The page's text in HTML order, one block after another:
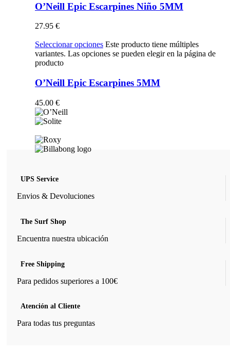
O’Neill Epic Escarpines Niño 5MM
27.95 €
Seleccionar opciones Este producto tiene múltiples
variantes. Las opciones se pueden elegir en la página de
producto
O’Neill Epic Escarpines 5MM
45.00 €
UPS Service
Envios & Devoluciones
The Surf Shop
Encuentra nuestra ubicación
Free Shipping
Para pedidos superiores a 100€
Atención al Cliente
Para todas tus preguntas